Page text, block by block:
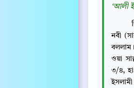
‘আলী
নবী
ওয়া
৩/৪,